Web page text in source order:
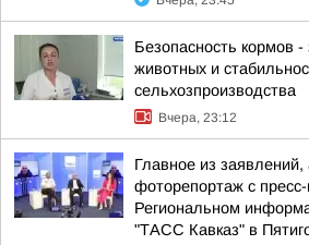
Безопасность кормов -
животных и
сельхозпроизводства
Вчера, 23:12
Главное из заявлений,
фоторепортаж с
Региональном
"ТАСС Кавказ" в